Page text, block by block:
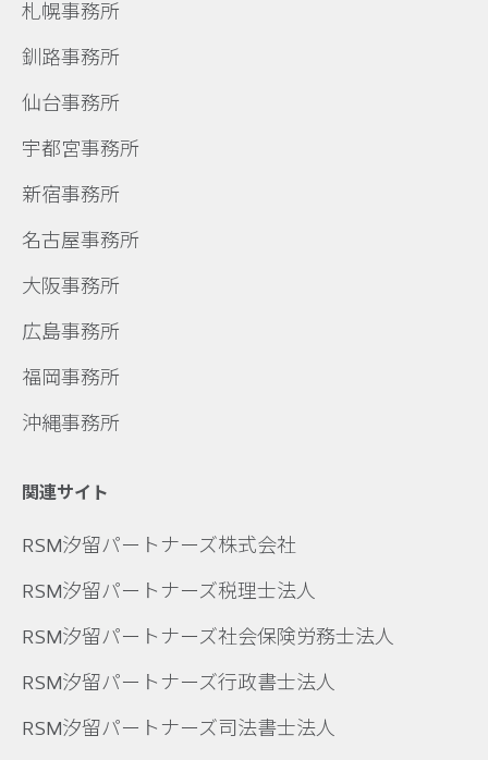
札幌事務所
釧路事務所
仙台事務所
宇都宮事務所
新宿事務所
名古屋事務所
大阪事務所
広島事務所
福岡事務所
沖縄事務所
関連サイト
RSM汐留パートナーズ株式会社
RSM汐留パートナーズ税理士法人
RSM汐留パートナーズ社会保険労務士法人
RSM汐留パートナーズ行政書士法人
RSM汐留パートナーズ司法書士法人